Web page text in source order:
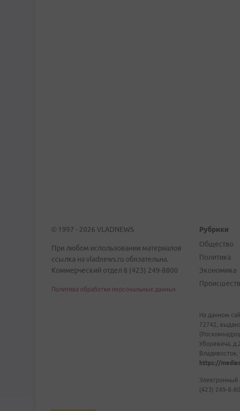
© 1997 - 2026 VLADNEWS
При любом использовании материалов
ссылка на vladnews.ru обязательна.
Коммерческий отдел 8 (423) 249-8800
Политика обработки персональных данных
Рубрики
Общество
Политика
Экономика
На данном
72742,
Уборевича,
https://
Электронный
(423) 249-8-